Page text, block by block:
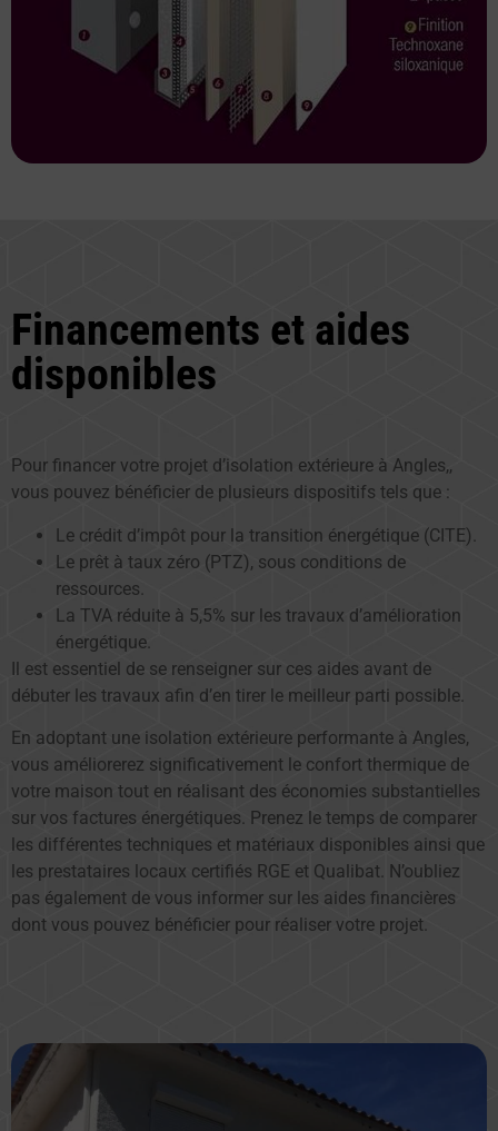
Financements et aides
disponibles
Pour financer votre projet d’isolation extérieure à Angles,,
vous pouvez bénéficier de plusieurs dispositifs tels que :
Le crédit d’impôt pour la transition énergétique (CITE).
Le prêt à taux zéro (PTZ), sous conditions de
ressources.
La TVA réduite à 5,5% sur les travaux d’amélioration
énergétique.
Il est essentiel de se renseigner sur ces aides avant de
débuter les travaux afin d’en tirer le meilleur parti possible.
En adoptant une isolation extérieure performante à Angles,
vous améliorerez significativement le confort thermique de
votre maison tout en réalisant des économies substantielles
sur vos factures énergétiques. Prenez le temps de comparer
les différentes techniques et matériaux disponibles ainsi que
les prestataires locaux certifiés RGE et Qualibat. N’oubliez
pas également de vous informer sur les aides financières
dont vous pouvez bénéficier pour réaliser votre projet.